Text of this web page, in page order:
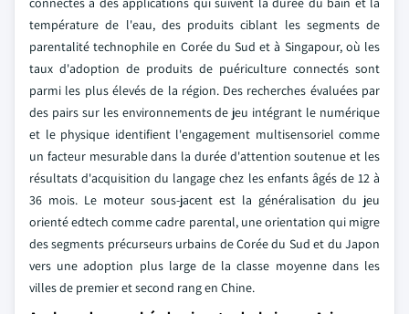
température de l'eau, des produits ciblant les segments de
parentalité technophile en Corée du Sud et à Singapour, où les
taux d'adoption de produits de puériculture connectés sont
parmi les plus élevés de la région. Des recherches évaluées par
des pairs sur les environnements de jeu intégrant le numérique
et le physique identifient l'engagement multisensoriel comme
un facteur mesurable dans la durée d'attention soutenue et les
résultats d'acquisition du langage chez les enfants âgés de 12 à
36 mois. Le moteur sous-jacent est la généralisation du jeu
orienté edtech comme cadre parental, une orientation qui migre
des segments précurseurs urbains de Corée du Sud et du Japon
vers une adoption plus large de la classe moyenne dans les
villes de premier et second rang en Chine.